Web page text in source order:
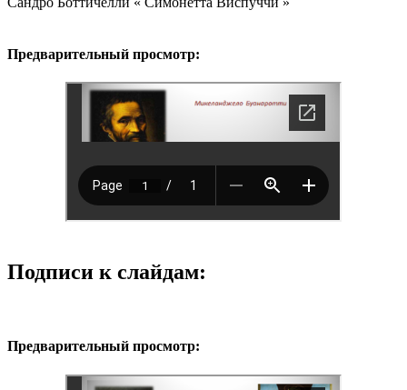
Предварительный просмотр:
Подписи к слайдам:
Предварительный просмотр: